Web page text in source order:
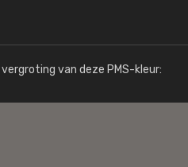
van deze PMS-kleur: